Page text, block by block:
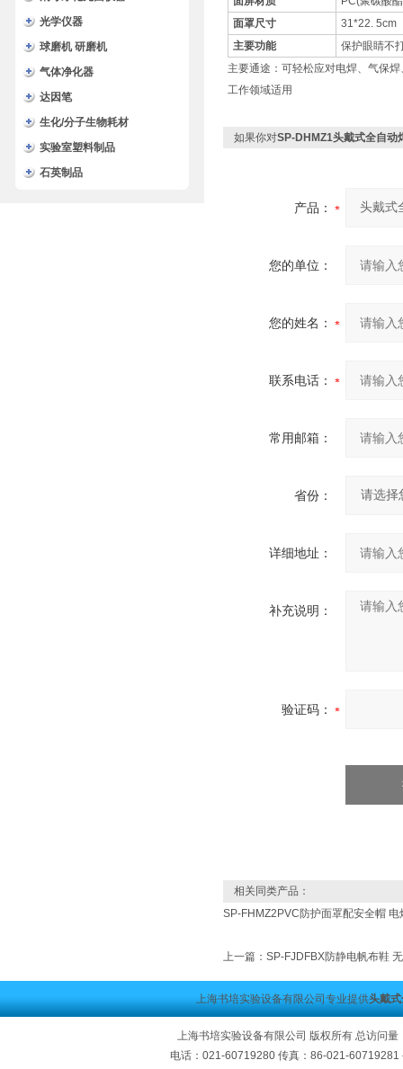
光学仪器
球磨机 研磨机
气体净化器
达因笔
生化/分子生物耗材
实验室塑料制品
石英制品
面罩尺寸
31*22. 5cm
主要功能
保护眼睛不
主要通途：可轻松应对电焊、气保
工作领域适用
如果你对SP-DHMZ1头戴式全自动
产品：
您的单位：
您的姓名：
联系电话：
常用邮箱：
省份：
详细地址：
补充说明：
验证码：
相关同类产品：
SP-FHMZ2PVC防护面罩配安全帽
上一篇： SP-FJDFBX防静电帆布鞋
上海书培实验设备有限公司专业提供头戴
上海书培实验设备有限公司 版权所有 总访问量
电话：021-60719280 传真：86-021-